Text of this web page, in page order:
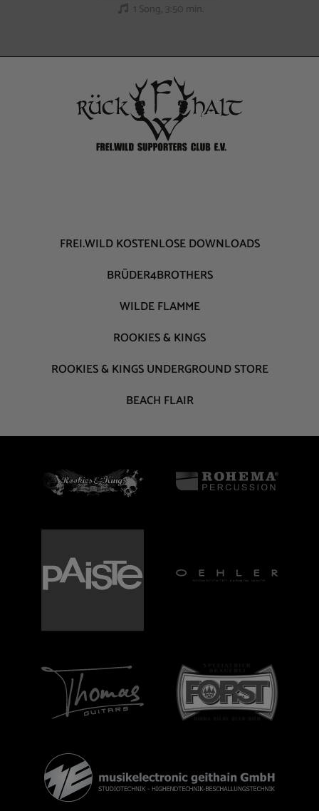
1 Song, 3:50 min.
FREI.WILD KOSTENLOSE DOWNLOADS
BRÜDER4BROTHERS
WILDE FLAMME
ROOKIES & KINGS
ROOKIES & KINGS UNDERGROUND STORE
BEACH FLAIR